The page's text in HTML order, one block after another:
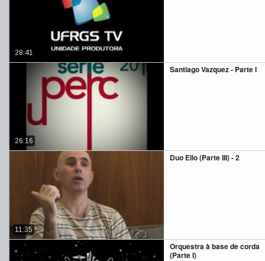
28:41
Santiago Vazquez - Parte I
26:16
Duo Ello (Parte III) - 2
11:35
Orquestra à base de corda
(Parte I)